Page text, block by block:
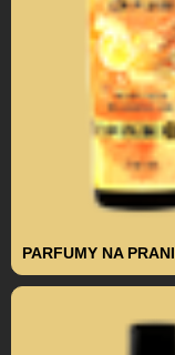
PARFUMY NA